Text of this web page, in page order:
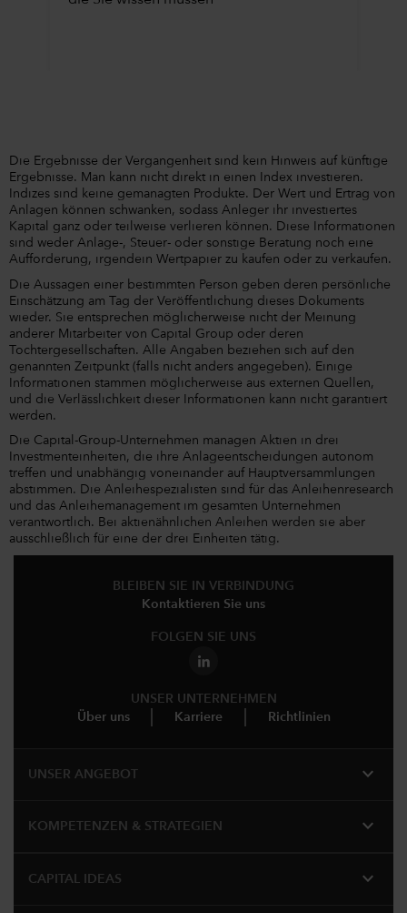
Die Ergebnisse der Vergangenheit sind kein Hinweis auf künftige
Ergebnisse. Man kann nicht direkt in einen Index investieren.
Indizes sind keine gemanagten Produkte. Der Wert und Ertrag von
Anlagen können schwanken, sodass Anleger ihr investiertes
Kapital ganz oder teilweise verlieren können. Diese Informationen
sind weder Anlage-, Steuer- oder sonstige Beratung noch eine
Aufforderung, irgendein Wertpapier zu kaufen oder zu verkaufen.
Die Aussagen einer bestimmten Person geben deren persönliche
Einschätzung am Tag der Veröffentlichung dieses Dokuments
wieder. Sie entsprechen möglicherweise nicht der Meinung
anderer Mitarbeiter von Capital Group oder deren
Tochtergesellschaften. Alle Angaben beziehen sich auf den
genannten Zeitpunkt (falls nicht anders angegeben). Einige
Informationen stammen möglicherweise aus externen Quellen,
und die Verlässlichkeit dieser Informationen kann nicht garantiert
werden.
Die Capital-Group-Unternehmen managen Aktien in drei
Investmenteinheiten, die ihre Anlageentscheidungen autonom
treffen und unabhängig voneinander auf Hauptversammlungen
abstimmen. Die Anleihespezialisten sind für das Anleihenresearch
und das Anleihemanagement im gesamten Unternehmen
verantwortlich. Bei aktienähnlichen Anleihen werden sie aber
ausschließlich für eine der drei Einheiten tätig.
BLEIBEN SIE IN VERBINDUNG
Kontaktieren Sie uns
FOLGEN SIE UNS
UNSER UNTERNEHMEN
Über uns
Karriere Richtlinien
UNSER ANGEBOT expand_more
KOMPETENZEN & STRATEGIEN expand_more
CAPITAL IDEAS expand_more